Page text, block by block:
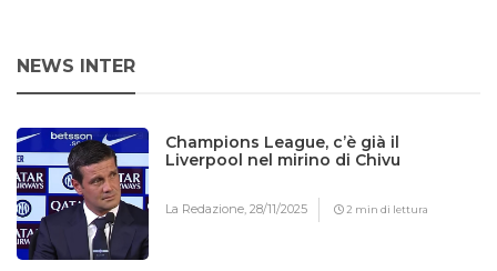
NEWS INTER
Champions League, c’è già il
Liverpool nel mirino di Chivu
La Redazione,28/11/2025 2 min di lettura